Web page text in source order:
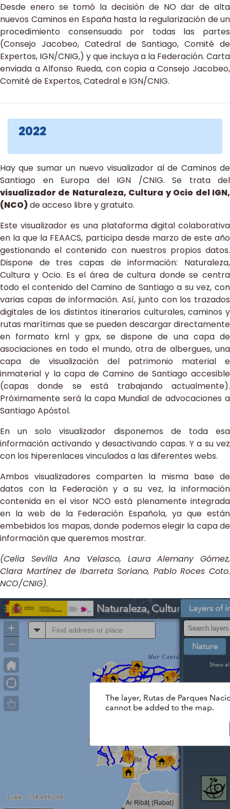
Desde enero se tomó la decisión de NO dar de alta
nuevos Caminos en España hasta la regularización de un
procedimiento consensuado por todas las partes
(Consejo Jacobeo, Catedral de Santiago, Comité de
Expertos, IGN/CNIG,) y que incluya a la Federación. Carta
enviada a Alfonso Rueda, con copia a Consejo Jacobeo,
Comité de Expertos, Catedral e IGN/CNIG.
2022
Hay que sumar un nuevo visualizador al de Caminos de
Santiago en Europa del IGN /CNIG. Se trata del
visualizador de Naturaleza, Cultura y Ocio del IGN,
(NCO)de acceso libre y gratuito.
Este visualizador es una plataforma digital colaborativa
en la que la FEAACS, participa desde marzo de este año
gestionando el contenido con nuestros propios datos.
Dispone de tres capas de información: Naturaleza,
Cultura y Ocio. Es el área de cultura donde se centra
todo el contenido del Camino de Santiago a su vez, con
varias capas de información. Así, junto con los trazados
digitales de los distintos itinerarios culturales, caminos y
rutas marítimas que se pueden descargar directamente
en formato kml y gpx, se dispone de una capa de
asociaciones en todo el mundo, otra de albergues, una
capa de visualización del patrimonio material e
inmaterial y la capa de Camino de Santiago accesible
(capas donde se está trabajando actualmente).
Próximamente será la capa Mundial de advocaciones a
Santiago Apóstol.
En un solo visualizador disponemos de toda esa
información activando y desactivando capas. Y a su vez
con los hiperenlaces vinculados a las diferentes webs.
Ambos visualizadores comparten la misma base de
datos con la Federación y a su vez, la información
contenida en el visor NCO está plenamente integrada
en la web de la Federación Española, ya que están
embebidos los mapas, donde podemos elegir la capa de
información que queremos mostrar.
(Celia Sevilla Ana Velasco, Laura Alemany Gómez,
Clara Martínez de Ibarreta Soriano, Pablo Roces Coto.
NCO/CNIG).